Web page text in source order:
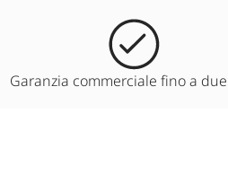
Garanzia commerciale fino a